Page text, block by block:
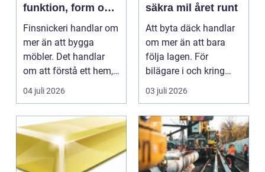
funktion, form och
fingertoppskänsla
Finsnickeri handlar om
mer än att bygga
möbler. Det handlar
om att förstå ett hem,
människorna som b...
04 juli 2026
säkra mil året runt
Att byta däck handlar
om mer än att bara
följa lagen. För
bilägare i och kring
Vännäs påverkar
däcks...
03 juli 2026